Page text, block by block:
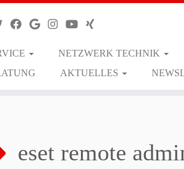
NETZWERK TECHNIK
AKTUELLES
eset remote